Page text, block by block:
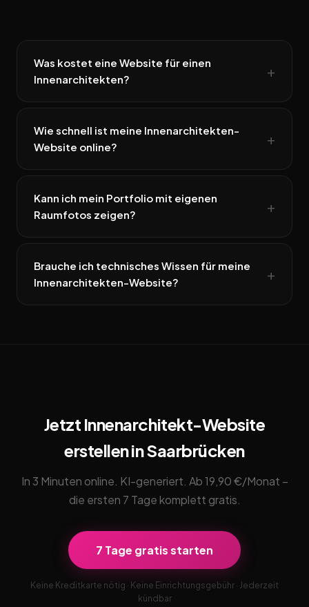
Was kostet eine Website für einen
Innenarchitekten?
Wie schnell ist meine Innenarchitekten-
Website online?
Kann ich mein Portfolio mit eigenen
Raumfotos zeigen?
Brauche ich technisches Wissen für meine
Innenarchitekten-Website?
Jetzt Innenarchitekt-Website
erstellen in Saarbrücken
In 3 Minuten online. KI-generiert. Ab 19,90 €/Monat –
die ersten 7 Tage komplett gratis.
7 Tage gratis starten
Keine Kreditkarte nötig · Keine Einrichtungsgebühr · Jederzeit
kündbar